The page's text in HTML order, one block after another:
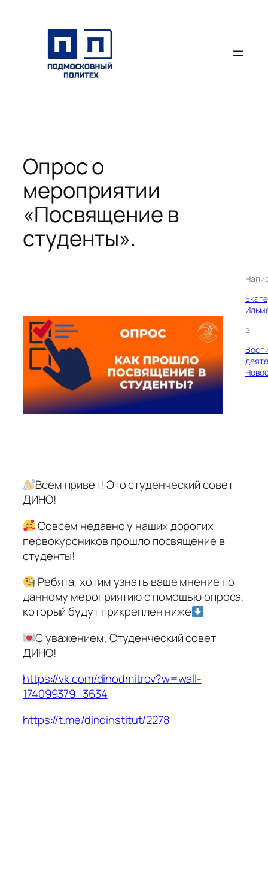
содержимому
Опрос о
мероприятии
«Посвящение в
студенты».
в
Всем привет! Это студенческий совет
ДИНО!
Совсем недавно у наших дорогих
первокурсников прошло посвящение в
студенты!
Ребята, хотим узнать ваше мнение по
данному мероприятию с помощью опроса,
который будут прикреплен ниже
С уважением, Студенческий совет
ДИНО!
https://vk.com/dinodmitrov?w=wall-
174099379_3634
https://t.me/dinoinstitut/2278